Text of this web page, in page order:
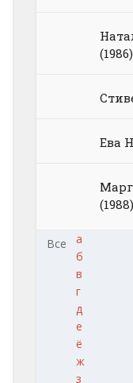
(1986)
Ева
(1988)
Все
а
б
в
г
д
е
ё
ж
з